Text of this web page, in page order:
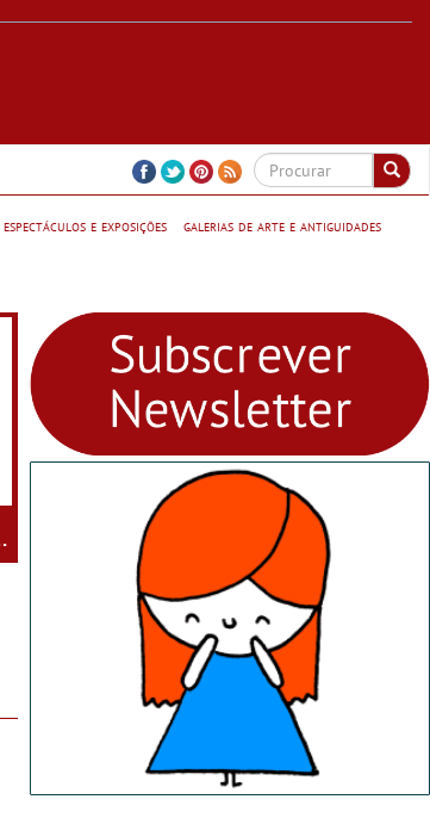
espectáculos e exposições
galerias de arte e antiguidades